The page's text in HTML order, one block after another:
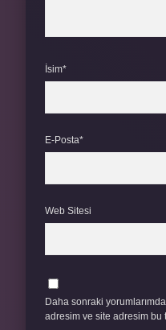
İsim*
E-Posta*
Web Sitesi
Daha sonraki
adresim ve site adresim bu